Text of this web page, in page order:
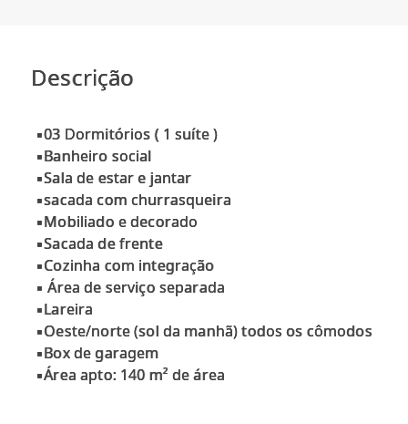
Descrição
▪03 Dormitórios ( 1 suíte )
▪️Banheiro social
▪️Sala de estar e jantar
▪️sacada com churrasqueira
▪️Mobiliado e decorado
▪️Sacada de frente
▪️Cozinha com integração
▪️ Área de serviço separada
▪️Lareira
▪️Oeste/norte (sol da manhã) todos os cômodos
▪️Box de garagem